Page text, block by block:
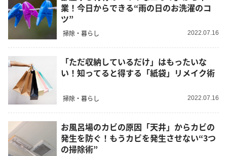
業！今日からできる“雨の日のお洗濯のコ
ツ”
掃除・暮らし 2022.07.16
「ただ収納しているだけ」はもったいな
い！知ってると得する「紙袋」リメイク術
掃除・暮らし 2022.07.16
お風呂場のカビの原因「天井」からカビの
発生を防ぐ！もうカビを発生させない“3つ
の掃除術”